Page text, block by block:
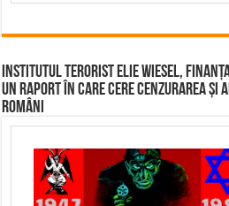
Institutul terorist Elie Wiesel,
un raport în care cere cenzurarea
români